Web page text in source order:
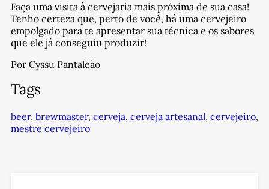
Faça uma visita à cervejaria mais próxima de sua casa!
Tenho certeza que, perto de você, há uma cervejeiro
empolgado para te apresentar sua técnica e os sabores
que ele já conseguiu produzir!
Por Cyssu Pantaleão
Tags
beer, brewmaster, cerveja, cerveja artesanal, cervejeiro,
mestre cervejeiro